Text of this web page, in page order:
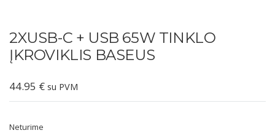
2XUSB-C + USB 65W TINKLO
ĮKROVIKLIS BASEUS
44.95 € su PVM
Neturime